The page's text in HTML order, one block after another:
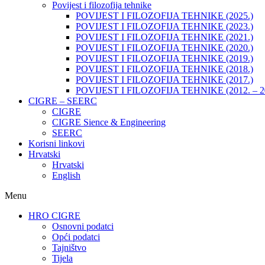
Povijest i filozofija tehnike
POVIJEST I FILOZOFIJA TEHNIKE (2025.)
POVIJEST I FILOZOFIJA TEHNIKE (2023.)
POVIJEST I FILOZOFIJA TEHNIKE (2021.)
POVIJEST I FILOZOFIJA TEHNIKE (2020.)
POVIJEST I FILOZOFIJA TEHNIKE (2019.)
POVIJEST I FILOZOFIJA TEHNIKE (2018.)
POVIJEST I FILOZOFIJA TEHNIKE (2017.)
POVIJEST I FILOZOFIJA TEHNIKE (2012. –
CIGRE – SEERC
CIGRE
CIGRE Sience & Engineering
SEERC
Korisni linkovi
Hrvatski
Hrvatski
English
Menu
HRO CIGRE
Osnovni podatci​
Opći podatci
Tajništvo
Tijela